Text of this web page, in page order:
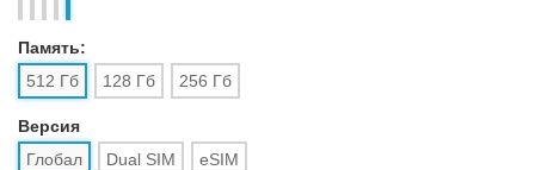
Цвет:
Память: